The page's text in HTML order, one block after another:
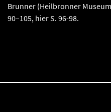
Brunner (Heilbronner
90–105, hier S. 96-98.